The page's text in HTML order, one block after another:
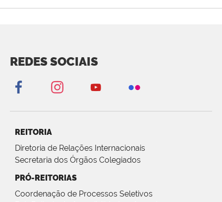
REDES SOCIAIS
REITORIA
Diretoria de Relações Internacionais
Secretaria dos Órgãos Colegiados
PRÓ-REITORIAS
Coordenação de Processos Seletivos